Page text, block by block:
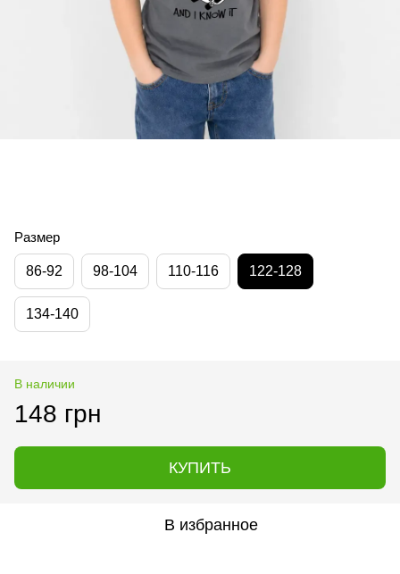
Размер
86-92 98-104 110-116 122-128
134-140
В наличии
148 грн
КУПИТЬ
В избранное